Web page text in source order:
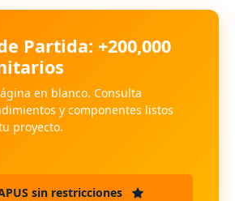
Partida: +200,000
en blanco. Consulta
y componentes listos
proyecto.
sin restricciones